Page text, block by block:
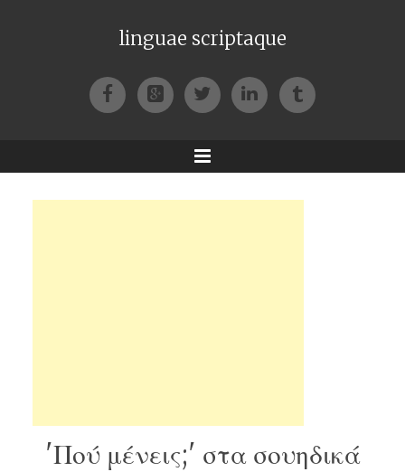
linguae scriptaque
FacebookGoogle+TwitterLinkedIn
Tumblr
Menu
'Πού μένεις;' στα σουηδικά